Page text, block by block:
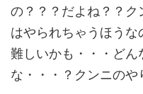
の？？？だよね？？
はやられちゃうほう
難しいかも・・・ど
な・・・？クンニのや